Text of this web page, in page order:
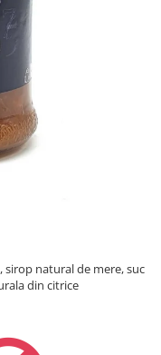
sirop natural de mere, suc
din citrice